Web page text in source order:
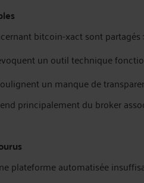
bitcoin-xact sont partagés :
un outil technique
un manque de
principalement du broker
plateforme automatisée